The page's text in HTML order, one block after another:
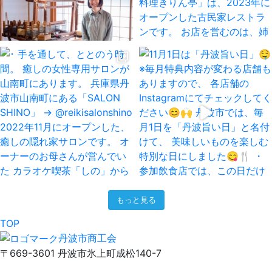
もっと見る
TOP
丹波市商工会
〒669-3601 丹波市氷上町成松140-7